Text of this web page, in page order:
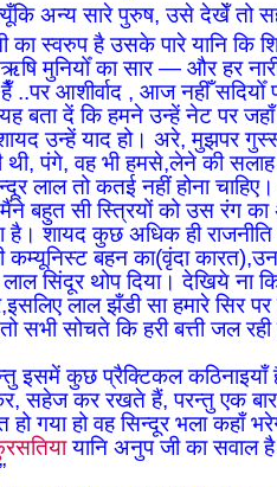
अन्य सारे पुरुष, उसे देखेँ तो
का स्वरुप है उसके पारे यानि कि
मुनियोँ का सार — और हर
हैँ ..पर आशीर्वाद , आज नहीँ
बता दें कि हमने उन्हें नेट पर
उन्हें याद हो। अरे, मुझपर
पंगे, वह भी हमसे,लेने की सलाह
लाल तो कतई नहीं होना
बहुत सी स्त्रियों को उस रंग
शायद कुछ अधिक ही राजनीति
कम्यूनिस्ट बहन का(वृंदा
सिंदूर थोप दिया। देखिये ना
लाल झँडी सा हमारे सिर
सभी सोचते कि हरी बत्ती जल
इसमें कुछ प्रैक्टिकल
सहेज कर रखते हैं, परन्तु एक बार
गया हो वह सिन्दूर भला कहाँ
यानि अनुप जी का सवाल